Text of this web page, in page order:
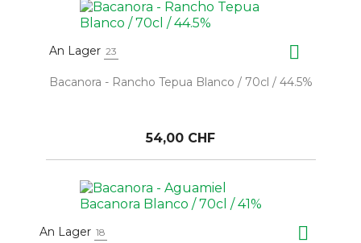
An Lager 23 
Bacanora - Rancho Tepua Blanco / 70cl / 44.5%
54,00 CHF
An Lager 18 